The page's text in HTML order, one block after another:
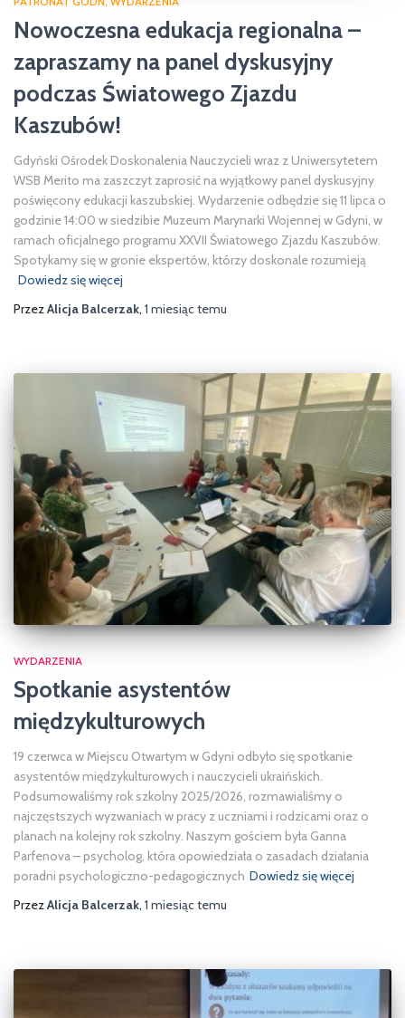
Nowoczesna edukacja regionalna –
zapraszamy na panel dyskusyjny
podczas Światowego Zjazdu
Kaszubów!
Gdyński Ośrodek Doskonalenia Nauczycieli wraz z Uniwersytetem
WSB Merito ma zaszczyt zaprosić na wyjątkowy panel dyskusyjny
poświęcony edukacji kaszubskiej. Wydarzenie odbędzie się 11 lipca o
godzinie 14:00 w siedzibie Muzeum Marynarki Wojennej w Gdyni, w
ramach oficjalnego programu XXVII Światowego Zjazdu Kaszubów.
Spotykamy się w gronie ekspertów, którzy doskonale rozumieją
Dowiedz się więcej
PrzezAlicja Balcerzak, 1 miesiąctemu
WYDARZENIA
Spotkanie asystentów
międzykulturowych
19 czerwca w Miejscu Otwartym w Gdyni odbyło się spotkanie
asystentów międzykulturowych i nauczycieli ukraińskich.
Podsumowaliśmy rok szkolny 2025/2026, rozmawialiśmy o
najczęstszych wyzwaniach w pracy z uczniami i rodzicami oraz o
planach na kolejny rok szkolny. Naszym gościem była Ganna
Parfenova – psycholog, która opowiedziała o zasadach działania
poradni psychologiczno-pedagogicznych Dowiedz się więcej
PrzezAlicja Balcerzak, 1 miesiąctemu